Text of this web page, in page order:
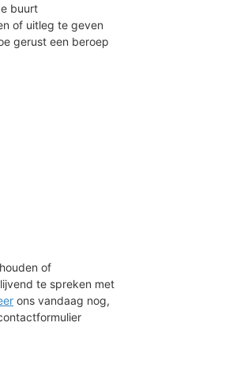
buurt
of uitleg te geven
gerust een beroep
of
te spreken met
ons vandaag nog,